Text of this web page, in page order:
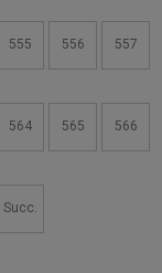
555 556 557
564 565 566
Succ.